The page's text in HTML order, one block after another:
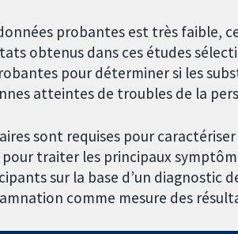
probantes est très faible,
obtenus dans ces études
pour déterminer si les
atteintes de troubles de la
sont requises pour
traiter les principaux
sur la base d’un diagnostic
comme mesure des